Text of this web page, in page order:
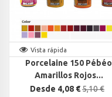
Vista rápida
Porcelaine 150 Pébéo
Amarillos Rojos...
Desde 4,08 €5,10 €